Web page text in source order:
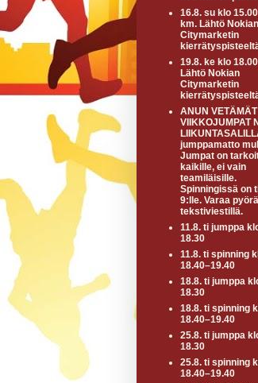
16.8. su klo
km. Lähtö Nokian
Citymarketin
19.8. ke klo
Lähtö Nokian
Citymarketin
ANUN VETÄMÄT
VIIKKOJUMPAT
jumppamatto
Jumpat on
kaikille, ei vain
teamiläisille.
Spinningissä on
9:lle. Varaa
tekstiviestillä.
11.8. ti jumppa
18.30
11.8. ti spinning
18.40–19.40
18.8. ti jumppa
18.30
18.8. ti spinning
18.40–19.40
25.8. ti jumppa
18.30
25.8. ti spinning
18.40–19.40